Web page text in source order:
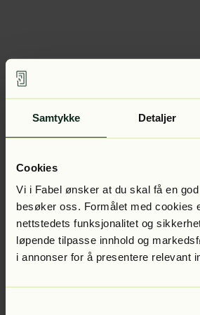
Samtykke Detaljer
Cookies
Vi i Fabel ønsker at du skal få en
besøker oss. Formålet med cookies
nettstedets funksjonalitet og
løpende tilpasse innhold og
i annonser for å presentere relevant